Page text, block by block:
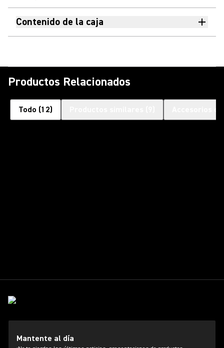
Contenido de la caja
Productos Relacionados
Todo (12)
Mantente al día